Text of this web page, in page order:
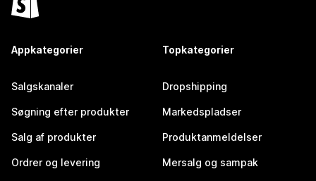
Appkategorier
Salgskanaler
Søgning efter produkter
Salg af produkter
Ordrer og levering
Topkategorier
Dropshipping
Markedspladser
Produktanmeldelser
Mersalg og sampak